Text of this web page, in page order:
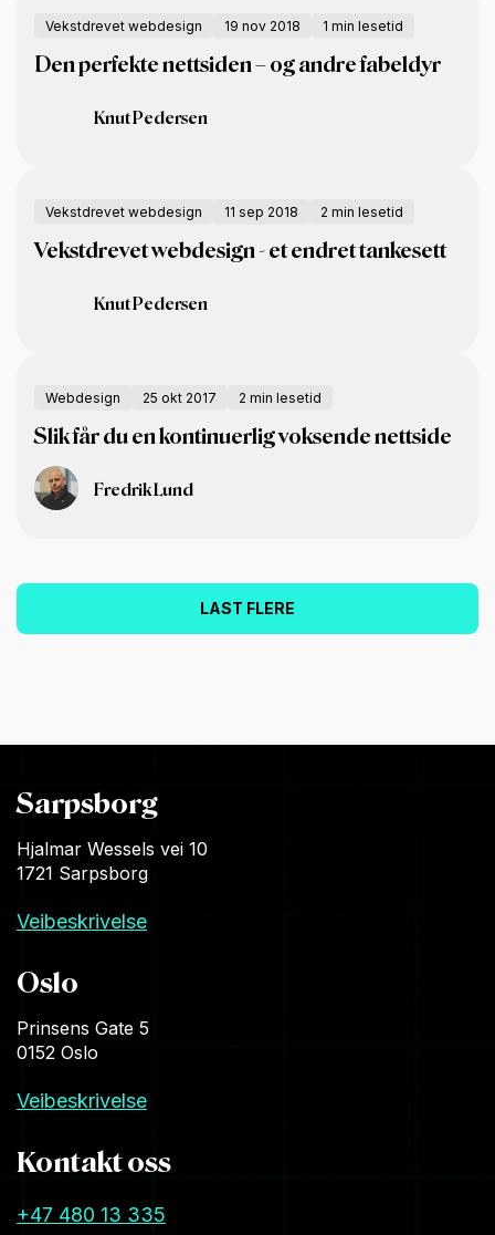
Vekstdrevet webdesign 19 nov 2018 1 min lesetid
Den perfekte nettsiden – og andre fabeldyr
Knut Pedersen
Vekstdrevet webdesign 11 sep 2018 2 min lesetid
Vekstdrevet webdesign - et endret tankesett
Knut Pedersen
Webdesign 25 okt 2017 2 min lesetid
Slik får du en kontinuerlig voksende nettside
Fredrik Lund
LAST FLERE
Sarpsborg
Hjalmar Wessels vei 10
1721 Sarpsborg
Veibeskrivelse
Oslo
Prinsens Gate 5
0152 Oslo
Veibeskrivelse
Kontakt oss
+47 480 13 335